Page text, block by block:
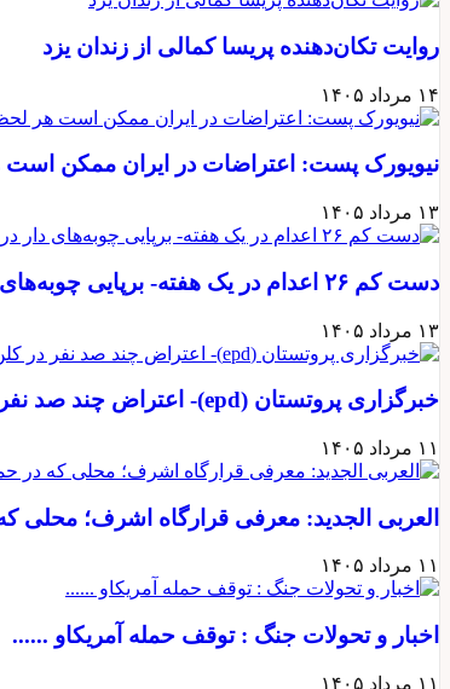
روایت تکان‌دهنده پریسا کمالی از زندان یزد
۱۴ مرداد ۱۴۰۵
نیویورک پست: اعتراضات در ایران ممکن است
۱۳ مرداد ۱۴۰۵
دست کم ۲۶ اعدام در یک هفته- برپایی چوبه‌های دار در شهرهای مختلف در وحشت از قیام
۱۳ مرداد ۱۴۰۵
خبرگزاری پروتستان (epd)- اعتراض چند صد نفر در کلن به کشتارها در ایران
۱۱ مرداد ۱۴۰۵
العربی الجدید: معرفی قرارگاه اشرف؛ محلی که در حمله به عراق
۱۱ مرداد ۱۴۰۵
اخبار و تحولات جنگ : توقف حمله آمریکاو ......
۱۱ مرداد ۱۴۰۵